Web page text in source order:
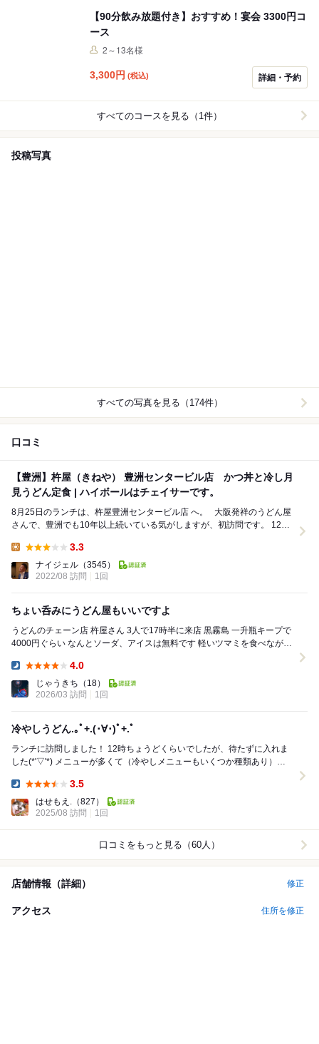
【90分飲み放題付き】おすすめ！宴会 3300円コ
ース
2～13名様
3,300円 (税込) 詳細・予約
すべてのコースを見る（1件）
投稿写真
すべての写真を見る（174件）
口コミ
【豊洲】杵屋（きねや） 豊洲センタービル店 かつ丼と冷し月
見うどん定食 | ハイボールはチェイサーです。
8月25日のランチは、杵屋豊洲センタービル店 へ。 大阪発祥のうどん屋
さんで、豊洲でも10年以上続いている気がしますが、初訪問です。 12時
3.3
ナイジェル （3545）
2022/08 訪問
1回
ちょい呑みにうどん屋もいいですよ
うどんのチェーン店 杵屋さん 3人で17時半に来店 黒霧島 一升瓶キープで
4000円ぐらい なんとソーダ、アイスは無料です 軽いツマミを食べなが
4.0
じゃうきち （18）
2026/03 訪問
1回
冷やしうどん.｡ﾟ+.(･∀･)ﾟ+.ﾟ
ランチに訪問しました！ 12時ちょうどくらいでしたが、待たずに入れま
した(*'▽'*) メニューが多くて（冷やしメニューもいくつか種類あり）悩
3.5
はせもえ. （827）
2025/08 訪問
1回
口コミをもっと見る（60人）
店舗情報（詳細） 修正
アクセス 住所を修正